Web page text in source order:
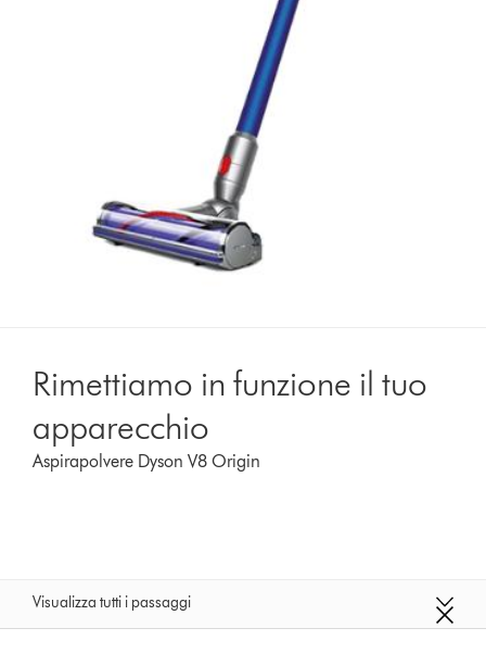
Rimettiamo in funzione il tuo
apparecchio
Aspirapolvere Dyson V8 Origin
Visualizza tutti i passaggi